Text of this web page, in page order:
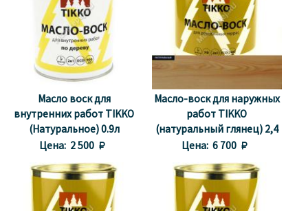
Масло воск для
внутренних работ TIKKO
(Натуральное) 0.9л
Цена: 2 500 
Масло-воск для наружных
работ TIKKO
(натуральный глянец) 2,4
л
Цена: 6 700 